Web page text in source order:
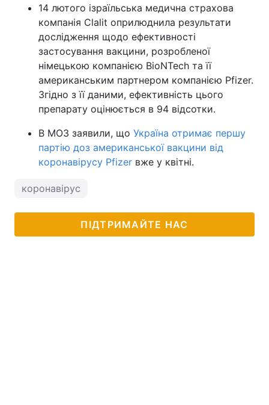
14 лютого ізраїльська медична страхова
компанія Clalit оприлюднила результати
дослідження щодо ефективності
застосування вакцини, розробленої
німецькою компанією BioNTech та її
американським партнером компанією Pfizer.
Згідно з її даними, ефективність цього
препарату оцінюється в 94 відсотки.
В МОЗ заявили, що Україна отримає першу
партію доз американської вакцини від
коронавірусу Pfizer вже у квітні.
коронавірус
ПІДТРИМАЙТЕ НАС